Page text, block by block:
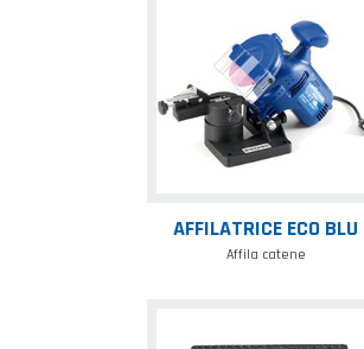
blu
AFFILATRICE ECO BLU
Affila catene
antivibrazione